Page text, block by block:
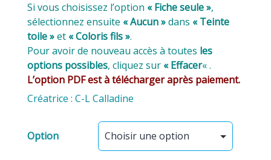
Si vous choisissez l’option « Fiche seule »,
sélectionnez ensuite « Aucun »dans « Teinte
toile »et« Coloris fils ».
Pour avoir de nouveau accès à toutes les
options possibles, cliquez sur« Effacer« .
L’option PDF est à télécharger après paiement.
Créatrice : C-L Calladine
Option